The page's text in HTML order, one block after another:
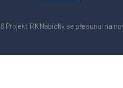
Projekt RKNabidky se přesunul na